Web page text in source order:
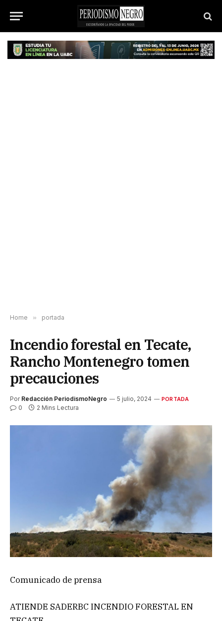
Home » portada
Incendio forestal en Tecate,
Rancho Montenegro tomen
precauciones
Por Redacción PeriodismoNegro 5 julio, 2024 PORTADA
0 2 Mins Lectura
Comunicado de prensa
ATIENDE SADERBC INCENDIO FORESTAL EN